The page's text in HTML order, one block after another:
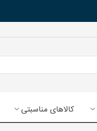
کالاهای مناسبتی